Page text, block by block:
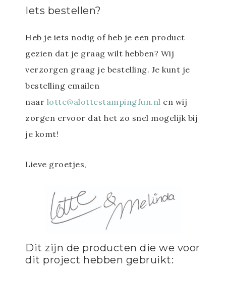
Iets bestellen?
Heb je iets nodig of heb je een product
gezien dat je graag wilt hebben? Wij
verzorgen graag je bestelling. Je kunt je
bestelling emailen
naar lotte@alottestampingfun.nl en wij
zorgen ervoor dat het zo snel mogelijk bij
je komt!
Lieve groetjes,
Dit zijn de producten die we voor
dit project hebben gebruikt: